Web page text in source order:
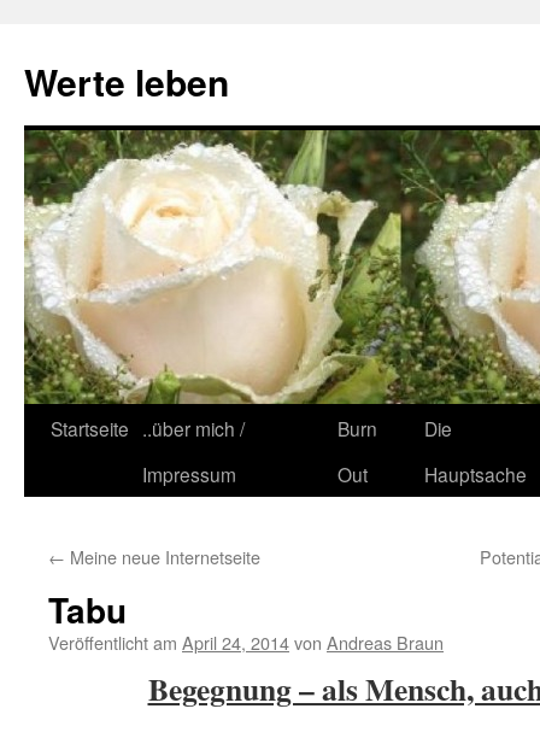
springen
Werte leben
Startseite ..über mich /
Impressum
Burn
Out
Die
Hauptsache
← Meine neue Internetseite
Tabu
Veröffentlicht am April 24, 2014von Andreas Braun
Begegnung – als Mensch,